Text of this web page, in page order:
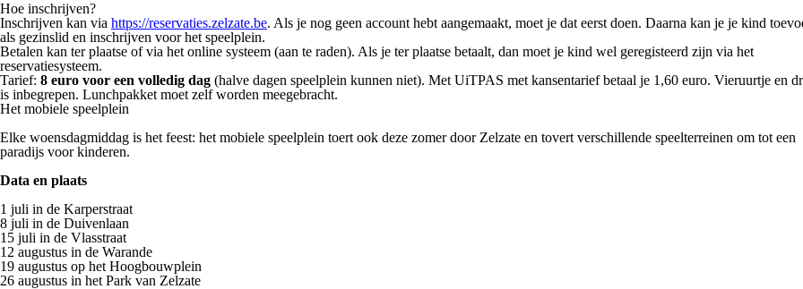
Hoe inschrijven?
Inschrijven kan via https://reservaties.zelzate.be. Als je nog geen account hebt aangemaakt, moet je dat eerst doen. Daarna kan je je kind
als gezinslid en inschrijven voor het speelplein.
Betalen kan ter plaatse of via het online systeem (aan te raden). Als je ter plaatse betaalt, dan moet je kind wel geregisteerd zijn via het
reservatiesysteem.
Tarief: 8 euro voor een volledig dag (halve dagen speelplein kunnen niet). Met UiTPAS met kansentarief betaal je 1,60 euro. Vieruurtje en
is inbegrepen. Lunchpakket moet zelf worden meegebracht.
Het mobiele speelplein
Elke woensdagmiddag is het feest: het mobiele speelplein toert ook deze zomer door Zelzate en tovert verschillende speelterreinen om tot een
paradijs voor kinderen.
Data en plaats
1 juli in de Karperstraat
8 juli in de Duivenlaan
15 juli in de Vlasstraat
12 augustus in de Warande
19 augustus op het Hoogbouwplein
26 augustus in het Park van Zelzate